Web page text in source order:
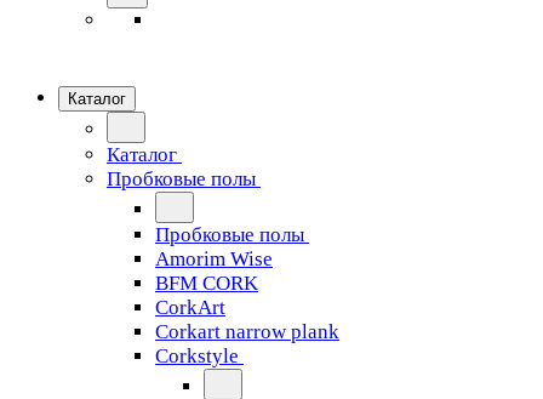
Каталог
Каталог
Пробковые полы
Пробковые полы
Amorim Wise
BFM CORK
CorkArt
Corkart narrow plank
Corkstyle